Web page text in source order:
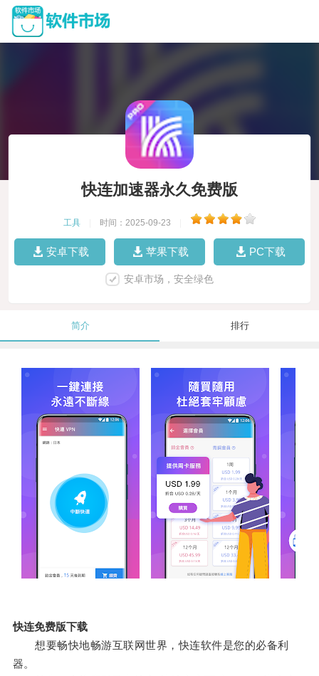
快连加速器永久免费版
工具 时间：2025-09-23
安卓下载 苹果下载 PC下载
安卓市场，安全绿色
简介 排行
快连免费版下载
想要畅快地畅游互联网世界，快连软件是您的必备利
器。